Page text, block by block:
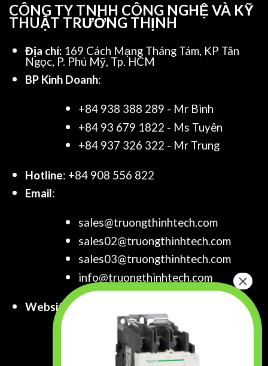
CÔNG TY TNHH CÔNG NGHỆ VÀ KỸ
THUẬT TRƯỜNG THỊNH
Địa chỉ: 169 Cách Mạng Tháng Tám, KP Tân
Ngọc, P. Phú Mỹ, Tp. HCM
BP Kinh Doanh:
+84 938 388 289 - Mr Bình
+84 93 679 1822 - Ms Tuyên
+84 937 326 322 - Mr Trung
Hotline: +84 908 556 822
Email:
sales@truongthinhtech.com
sales02@truongthinhtech.com
sales03@truongthinhtech.com
info@truongthinhtech.com
Website:
www.truongthinhtech.com
www.components.com.vn